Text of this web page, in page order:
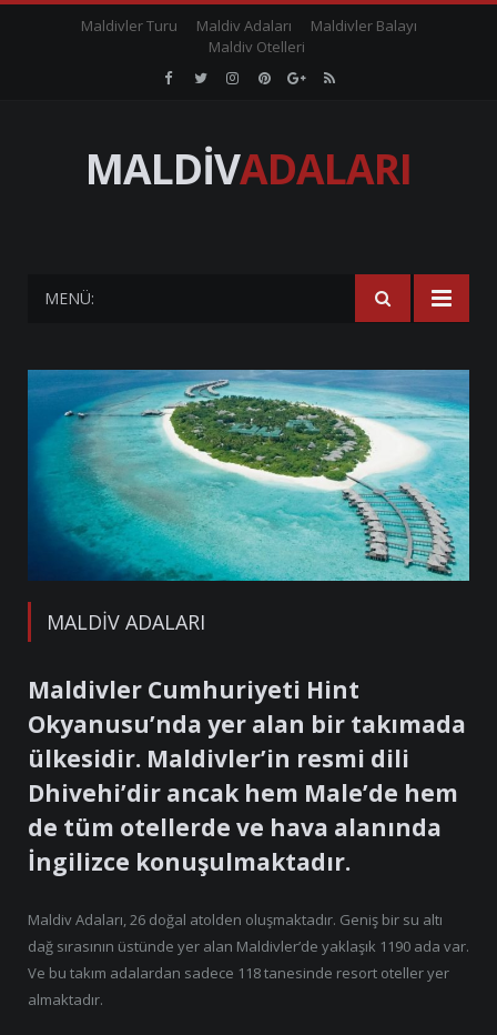
Maldivler Turu Maldiv Adaları
Maldivler Balayı
Maldiv Otelleri
MaldivMaldivMaldivMaldivMaldivMaldiv
MALDİVADALARI
MENÜ:
MALDIV ADALARI
Maldivler Cumhuriyeti Hint
Okyanusu’nda yer alan bir takımada
ülkesidir. Maldivler’in resmi dili
Dhivehi’dir ancak hem Male’de hem
de tüm otellerde ve hava alanında
İngilizce konuşulmaktadır.
Maldiv Adaları, 26 doğal atolden oluşmaktadır. Geniş bir su altı
dağ sırasının üstünde yer alan Maldivler’de yaklaşık 1190 ada var.
Ve bu takım adalardan sadece 118 tanesinde resort oteller yer
almaktadır.